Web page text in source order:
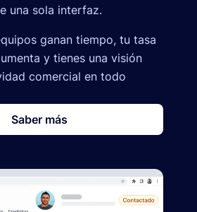
una sola interfaz.
ganan tiempo, tu tasa
y tienes una visión
comercial en todo
Saber más